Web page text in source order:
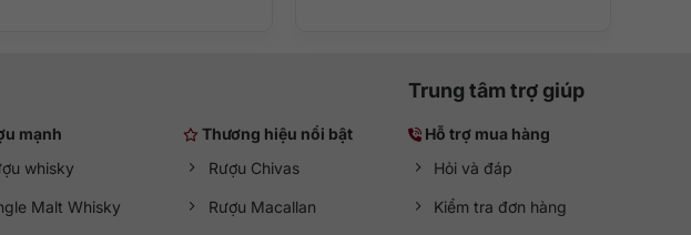
mạnh
whisky
Malt Whisky
Thương hiệu nổi bật
Rượu Chivas
Rượu Macallan
Trung tâm trợ giúp
Hỗ trợ mua hàng
Hỏi và đáp
Kiểm tra đơn hàng